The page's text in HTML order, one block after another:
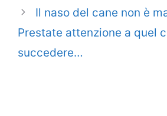
Il naso del cane non è
Prestate attenzione a quel
succedere…